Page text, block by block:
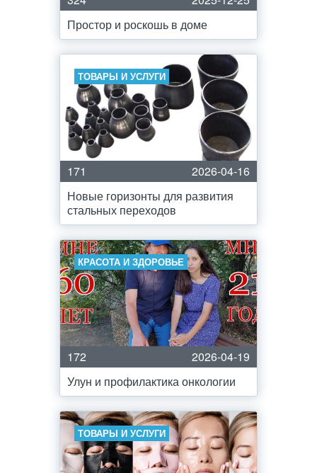
Простор и роскошь в доме
ТОВАРЫ И УСЛУГИ
171
2026-04-16
Новые горизонты для развития
стальных переходов
КРАСОТА И ЗДОРОВЬЕ
172
2026-04-19
Улун и профилактика онкологии
ТОВАРЫ И УСЛУГИ